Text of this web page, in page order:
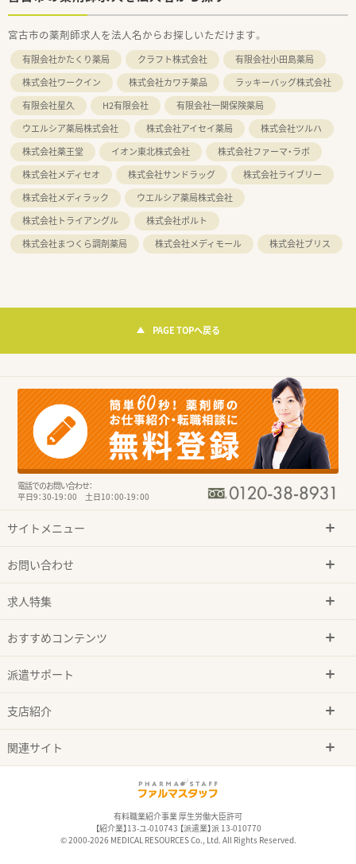
宮古市の薬剤師求人を法人名からお探しいただけます。
有限会社かたくり薬局 クラフト株式会社
有限会社小田島薬局
株式会社ワークイン
株式会社カワチ薬品
ラッキーバッグ株式会社
有限会社星久
H2有限会社
有限会社一関保険薬局
ウエルシア薬局株式会社
株式会社アイセイ薬局
株式会社ツルハ
株式会社薬王堂
イオン東北株式会社
株式会社ファーマ・ラボ
株式会社メディセオ
株式会社サンドラッグ
株式会社ライブリー
株式会社メディラック
ウエルシア薬局株式会社
株式会社トライアングル
株式会社ポルト
株式会社まつくら調剤薬局
株式会社メディモール 株式会社ブリス
PAGE TOPへ戻る
電話でのお問い合わせ：
平日9：30-19：00 土日10：00-19：00
サイトメニュー
お問い合わせ
求人特集
おすすめコンテンツ
派遣サポート
支店紹介
関連サイト
有料職業紹介事業 厚生労働大臣許可
【紹介業】13-ユ-010743 【派遣業】派 13-010770
© 2000-2026 MEDICAL RESOURCES Co., Ltd. All Rights Reserved.